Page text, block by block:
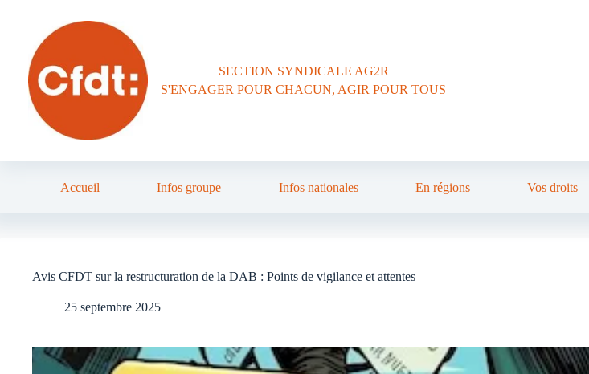
SECTION SYNDICALE AG2R
S'ENGAGER POUR CHACUN, AGIR POUR TOUS
Accueil Infos groupe Infos nationales En régions Vos droits
Avis CFDT sur la restructuration de la DAB : Points de vigilance et attentes
25 septembre 2025